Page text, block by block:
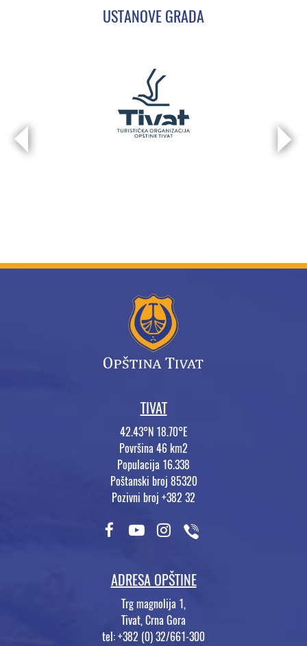
USTANOVE GRADA
TIVAT
42.43°N 18.70°E
Površina 46 km2
Populacija 16.338
Poštanski broj 85320
Pozivni broj +382 32
ADRESA OPŠTINE
Trg magnolija 1,
Tivat, Crna Gora
tel: +382 (0) 32/661-300